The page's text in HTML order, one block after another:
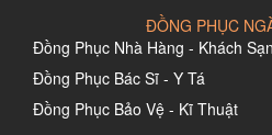
ĐỒNG PHỤC
Đồng Phục Nhà Hàng - Khách Sạn
Đồng Phục Bác Sĩ - Y Tá
Đồng Phục Bảo Vệ - Kĩ Thuật